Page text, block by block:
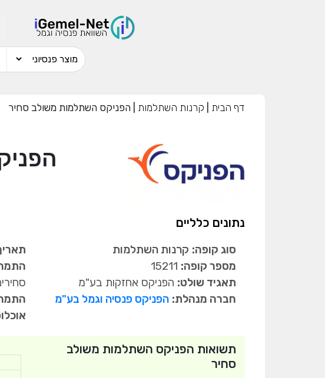
דף הבית קרנות השתלמות הפניקס השתלמות משולב סחיר
נתונים כלליים
סוג קופה: קרנות השתלמות
מספר קופה:
תאגיד שולט: הפניקס אחזקות בע"מ
חברה מנהלת: הפניקס פנסיה וגמל בע"מ
תשואות הפניקס השתלמות משולב
סחיר